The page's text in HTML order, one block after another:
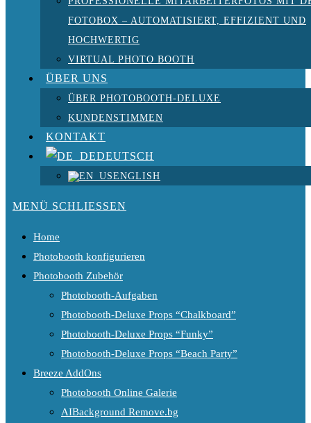
FOTOBOX – AUTOMATISIERT, EFFIZIENT UND
HOCHWERTIG
VIRTUAL PHOTO BOOTH
ÜBER UNS
ÜBER PHOTOBOOTH-DELUXE
KUNDENSTIMMEN
KONTAKT
DEUTSCH
ENGLISH
MENÜ SCHLIESSEN
Home
Photobooth konfigurieren
Photobooth Zubehör
Photobooth-Aufgaben
Photobooth-Deluxe Props “Chalkboard”
Photobooth-Deluxe Props “Funky”
Photobooth-Deluxe Props “Beach Party”
Breeze AddOns
Photobooth Online Galerie
AIBackground Remove.bg